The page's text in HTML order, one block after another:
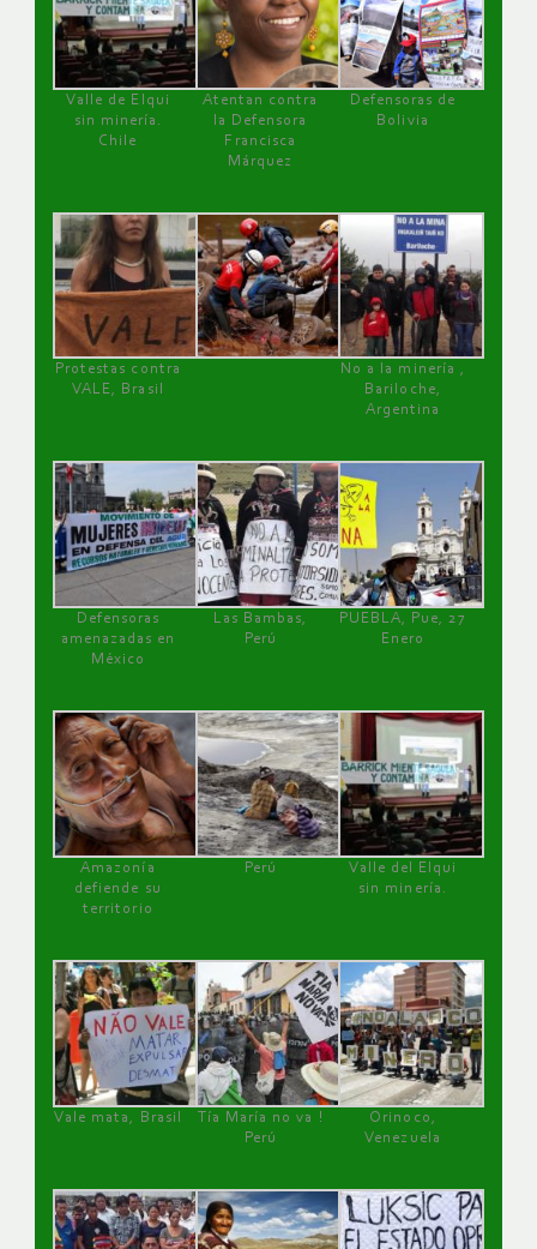
Valle de Elqui
sin minería.
Chile
Atentan contra
la Defensora
Francisca
Márquez
Defensoras de
Bolivia
Protestas contra
VALE, Brasil
No a la minería ,
Bariloche,
Argentina
Defensoras
amenazadas en
México
Las Bambas,
Perú
PUEBLA, Pue, 27
Enero
Amazonía
defiende su
territorio
Perú
Valle del Elqui
sin minería.
Vale mata, Brasil
Tía María no va !
Perú
Orinoco,
Venezuela